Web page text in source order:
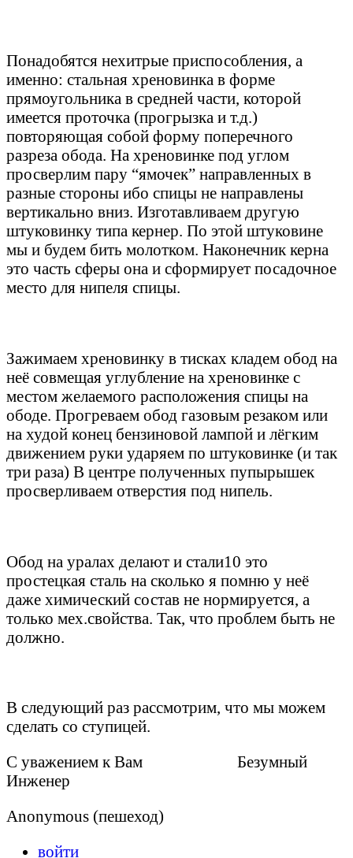
Понадобятся нехитрые приспособления, а
именно: стальная хреновинка в форме
прямоугольника в средней части, которой
имеется проточка (прогрызка и т.д.)
повторяющая собой форму поперечного
разреза обода. На хреновинке под углом
просверлим пару “ямочек” направленных в
разные стороны ибо спицы не направлены
вертикально вниз. Изготавливаем другую
штуковинку типа кернер. По этой штуковине
мы и будем бить молотком. Наконечник керна
это часть сферы она и сформирует посадочное
место для нипеля спицы.
Зажимаем хреновинку в тисках кладем обод на
неё совмещая углубление на хреновинке с
местом желаемого расположения спицы на
ободе. Прогреваем обод газовым резаком или
на худой конец бензиновой лампой и лёгким
движением руки ударяем по штуковинке (и так
три раза) В центре полученных пупырышек
просверливаем отверстия под нипель.
Обод на уралах делают и стали10 это
простецкая сталь на сколько я помню у неё
даже химический состав не нормируется, а
только мех.свойства. Так, что проблем быть не
должно.
В следующий раз рассмотрим, что мы можем
сделать со ступицей.
С уважением к Вам Безумный
Инженер
Anonymous (пешеход)
войти